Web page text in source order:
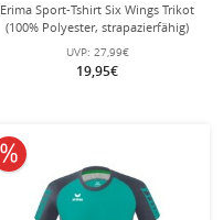
Erima Sport-Tshirt Six Wings Trikot
(100% Polyester, strapazierfähig)
gelb/royalblau Kinder
UVP: 27,99€
19,95€
10% reduziert